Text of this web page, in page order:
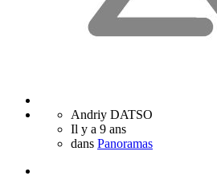
Andriy DATSO
Il y a 9 ans
dans Panoramas